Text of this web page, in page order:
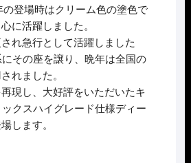
の登場時はクリーム色の塗色で
に活躍しました。
れ急行として活躍しました
その座を譲り、晩年は全国の
れました。
現し、大好評をいただいたキ
クスハイグレード仕様ディー
します。